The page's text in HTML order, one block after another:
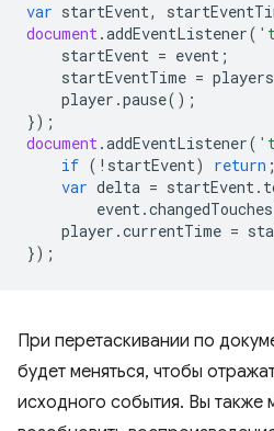
var startEvent,
document.addEventListener(
startEvent = event ;
startEventTime = players
player .pause();
});
document.addEventListener(
if ( ! startEvent) return ;
var delta = startEvent.
event.changedTouches
player .currentTime =
});
При перетаскивании по
будет меняться, чтобы
исходного события. Вы также